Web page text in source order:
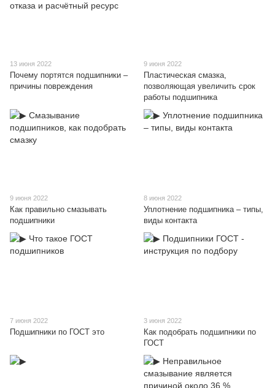
13 июня 2022
Почему портятся подшипники –
причины повреждения
9 июня 2022
Пластическая смазка,
позволяющая увеличить срок
работы подшипника
9 июня 2022
Как правильно смазывать
подшипники
8 июня 2022
Уплотнение подшипника – типы,
виды контакта
7 июня 2022
Подшипники по ГОСТ это
3 июня 2022
Как подобрать подшипники по
ГОСТ